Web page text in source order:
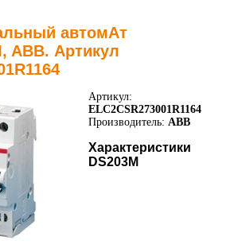
автомАт
ABB. Артикул
Артикул:
ELC2CSR273001R1164
Производитель: ABB
Характеристики
DS203M